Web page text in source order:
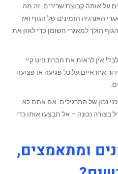
על אותה קבוצת שרירים. זה מה
האנרגיה הזמינים של הגוף ואז
הולך למאגרי השומן כדי לאזן את
אין לראות את חברת פיט קיי
אחראיים על כל פגיעה או פציעה
נכון של התרגילים. אם אתם לא
נכונה – אל תבצעו אותו כדי
ומתאמצים,